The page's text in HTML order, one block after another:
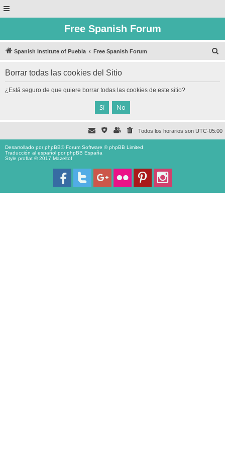
Free Spanish Forum
Spanish Institute of Puebla Free Spanish Forum
Borrar todas las cookies del Sitio
¿Está seguro de que quiere borrar todas las cookies de este sitio?
Todos los horarios son UTC-05:00
Desarrollado porphpBB® Forum Software © phpBB Limited
Traducción al español porphpBB España
Style proflat © 2017 Mazeltof